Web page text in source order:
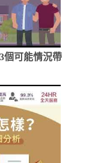
個可能情況帶